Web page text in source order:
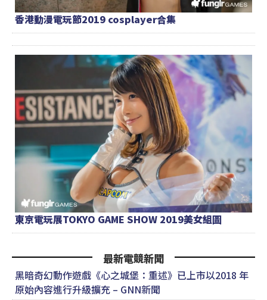
香港動漫電玩節2019 cosplayer合集
東京電玩展TOKYO GAME SHOW 2019美女組圖
最新電競新聞
黑暗奇幻動作遊戲《心之城堡：重述》已上市以2018 年
原始內容進行升級擴充 – GNN新聞